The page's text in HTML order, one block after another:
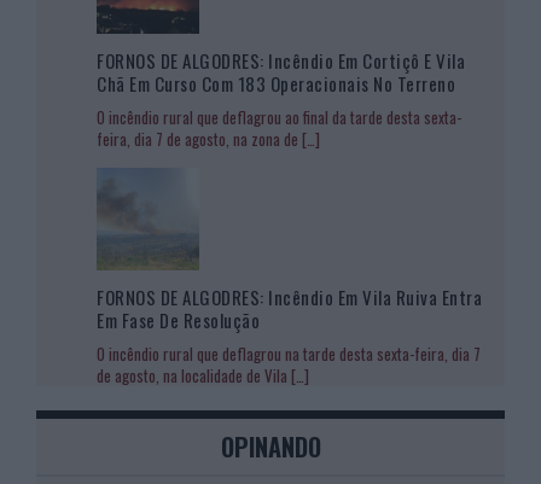
FORNOS DE ALGODRES: Incêndio Em Cortiçô E Vila
Chã Em Curso Com 183 Operacionais No Terreno
O incêndio rural que deflagrou ao final da tarde desta sexta-
feira, dia 7 de agosto, na zona de […]
FORNOS DE ALGODRES: Incêndio Em Vila Ruiva Entra
Em Fase De Resolução
O incêndio rural que deflagrou na tarde desta sexta-feira, dia 7
de agosto, na localidade de Vila […]
OPINANDO